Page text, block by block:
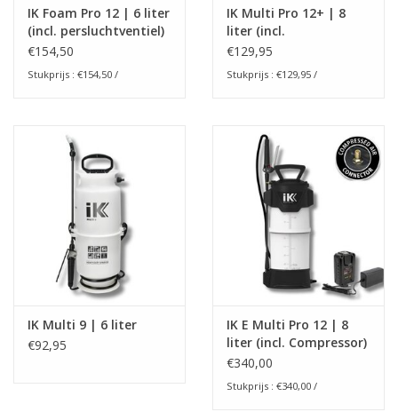
IK Foam Pro 12 | 6 liter
(incl. persluchtventiel)
€154,50
Stukprijs : €154,50 /
IK Multi Pro 12+ | 8
liter (incl.
persluchtventiel)
€129,95
Stukprijs : €129,95 /
IK Multi 9 | 6 liter
€92,95
IK E Multi Pro 12 | 8
liter (incl. Compressor)
€340,00
Stukprijs : €340,00 /